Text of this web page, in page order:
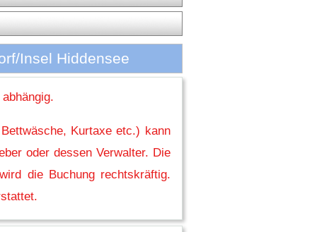
Insel Hiddensee
Kurtaxe etc.) kann
oder dessen Verwalter. Die
die Buchung rechtskräftig.